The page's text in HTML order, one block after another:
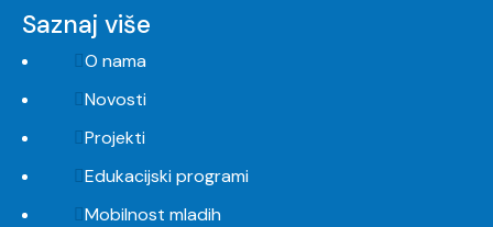
Saznaj više
O nama
Novosti
Projekti
Edukacijski programi
Mobilnost mladih